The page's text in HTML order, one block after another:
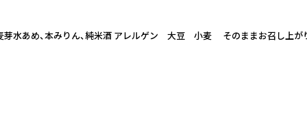
水あめ、本みりん、純米酒 アレルゲン 大豆 小麦 そのままお召し上が